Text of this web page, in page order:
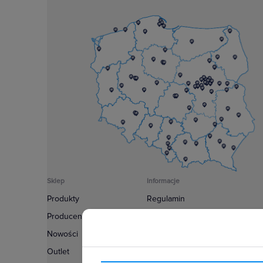
Sklep
Produkty
Producenci
Nowości
Outlet
Informacje
Regulamin